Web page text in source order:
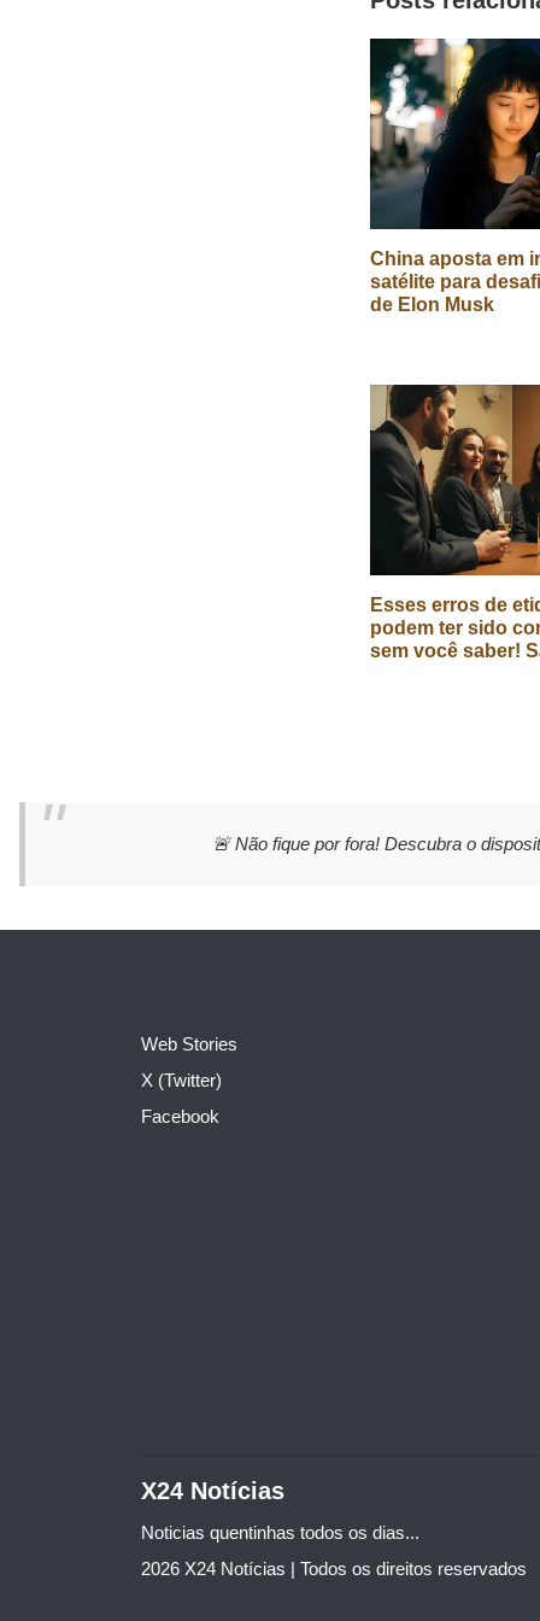
China aposta em
satélite para
de Elon Musk
Esses erros de
podem ter sido
sem você saber!
🚨 Não fique por fora! Descubra o
Web Stories
X (Twitter)
Facebook
X24 Notícias
Noticias quentinhas todos os dias...
2026 X24 Notícias | Todos os direitos reservados